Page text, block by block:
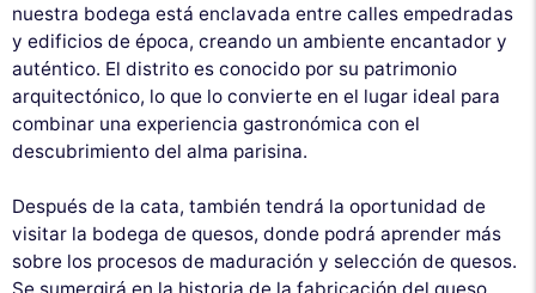
nuestra bodega está enclavada entre calles empedradas
y edificios de época, creando un ambiente encantador y
auténtico. El distrito es conocido por su patrimonio
arquitectónico, lo que lo convierte en el lugar ideal para
combinar una experiencia gastronómica con el
descubrimiento del alma parisina.
Después de la cata, también tendrá la oportunidad de
visitar la bodega de quesos, donde podrá aprender más
sobre los procesos de maduración y selección de quesos.